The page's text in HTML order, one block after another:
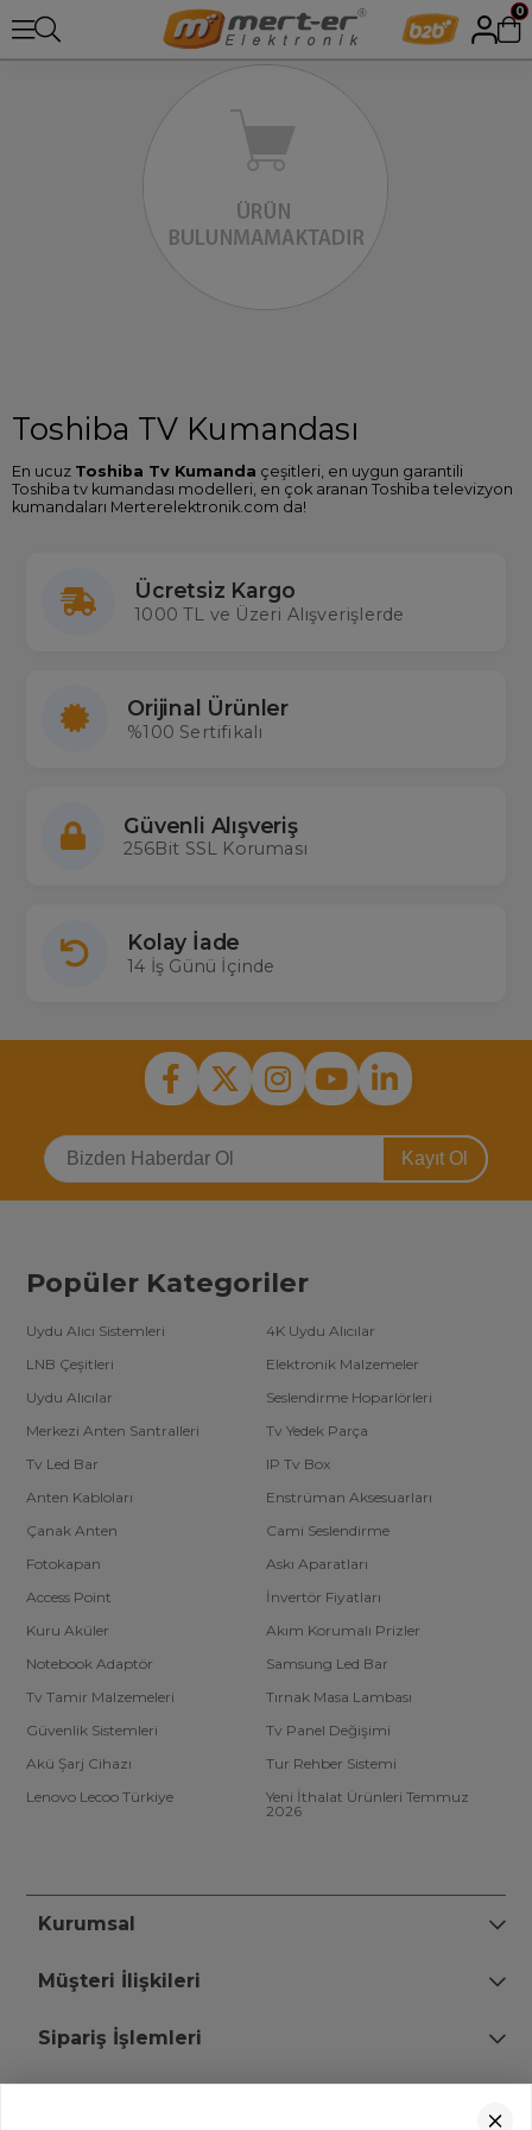
0
Toshiba TV Kumandası
En ucuz Toshiba Tv Kumanda çeşitleri, en uygun garantili
Toshiba tv kumandası modelleri, en çok aranan Toshiba televizyon
kumandaları Merterelektronik.com da!
Tüm cihazlarda 2000'den fazla çeşidi stoklarında bulunduran
ülkemizin en büyük kumanda ithalatçısı Merter Elektronik'te siz de
Toshiba televizyonunuzun kumandasını kolaylıkla bulabilir en uygun
3578, CT-9859, 90119
Ücretsiz Kargo
1000 TL ve Üzeri Alışverişlerde
Orijinal Ürünler
%100 Sertifikalı
Güvenli Alışveriş
256Bit SSL Koruması
Kolay İade
14 İş Günü İçinde
Kayıt Ol
Popüler Kategoriler
Uydu Alıcı Sistemleri
4K Uydu Alıcılar
LNB Çeşitleri
Elektronik Malzemeler
Uydu Alıcılar
Seslendirme Hoparlörleri
Merkezi Anten Santralleri
Tv Yedek Parça
Tv Led Bar
IP Tv Box
Anten Kabloları
Enstrüman Aksesuarları
Çanak Anten
Cami Seslendirme
Fotokapan
Askı Aparatları
Access Point
İnvertör Fiyatları
Kuru Aküler
Akım Korumalı Prizler
Notebook Adaptör
Samsung Led Bar
Tv Tamir Malzemeleri
Tırnak Masa Lambası
Güvenlik Sistemleri
Tv Panel Değişimi
Akü Şarj Cihazı
Tur Rehber Sistemi
Lenovo Lecoo Türkiye
Yeni İthalat Ürünleri Temmuz
2026
Kurumsal
Müşteri İlişkileri
Sipariş İşlemleri